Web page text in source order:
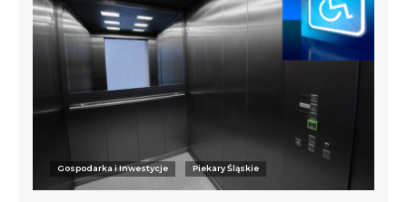
Gospodarka i Inwestycje Piekary Śląskie